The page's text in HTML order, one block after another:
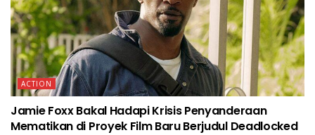
ACTION
Jamie Foxx Bakal Hadapi Krisis Penyanderaan
Mematikan di Proyek Film Baru Berjudul Deadlocked